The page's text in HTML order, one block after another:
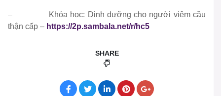
– Khóa học: Dinh dưỡng cho người viêm cầu
thận cấp – https://2p.sambala.net/r/hc5
SHARE